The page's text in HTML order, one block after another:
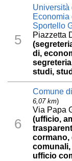
5
Università
Economia
Sportello
Piazzetta
di,
studi,
6
Comune
6,07 km)
Via Papa
(ufficio,
cormano,
ufficio